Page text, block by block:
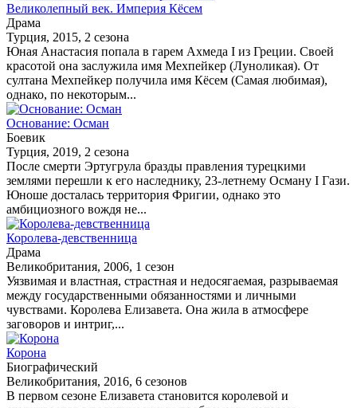
Великолепный век. Империя Кёсем
Драма
Турция, 2015, 2 сезона
Юная Анастасия попала в гарем Ахмеда I из Греции. Своей
красотой она заслужила имя Мехпейкер (Луноликая). От
султана Мехпейкер получила имя Кёсем (Самая любимая),
однако, по некоторым...
Основание: Осман
Боевик
Турция, 2019, 2 сезона
После смерти Эртугрула бразды правления турецкими
землями перешли к его наследнику, 23-летнему Осману I Гази.
Юноше досталась территория Фригии, однако это
амбициозного вождя не...
Королева-девственница
Драма
Великобритания, 2006, 1 сезон
Уязвимая и властная, страстная и недосягаемая, разрываемая
между государственными обязанностями и личными
чувствами. Королева Елизавета. Она жила в атмосфере
заговоров и интриг,...
Корона
Биографический
Великобритания, 2016, 6 сезонов
В первом сезоне Елизавета становится королевой и